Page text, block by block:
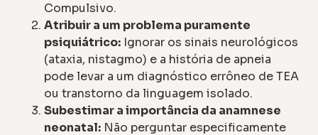
Compulsivo.
Atribuir a um problema puramente
psiquiátrico: Ignorar os sinais neurológicos
(ataxia, nistagmo) e a história de apneia
pode levar a um diagnóstico errôneo de TEA
ou transtorno da linguagem isolado.
Subestimar a importância da anamnese
neonatal: Não perguntar especificamente